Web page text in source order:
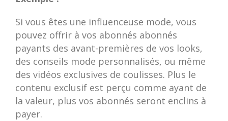
Si vous êtes une influenceuse mode, vous
pouvez offrir à vos abonnés abonnés
payants des avant-premières de vos looks,
des conseils mode personnalisés, ou même
des vidéos exclusives de coulisses. Plus le
contenu exclusif est perçu comme ayant de
la valeur, plus vos abonnés seront enclins à
payer.